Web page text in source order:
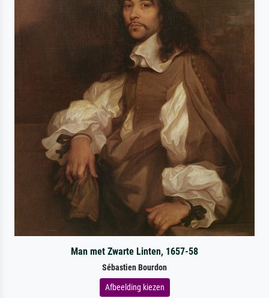
Man met Zwarte Linten, 1657-58
Sébastien Bourdon
Afbeelding kiezen